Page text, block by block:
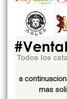
a
mas